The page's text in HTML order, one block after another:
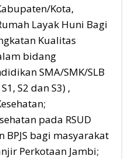
Kota,
Layak Huni Bagi
Kualitas
bidang
SMA/SMK/SLB
S2 dan S3) ,
pada RSUD
BPJS bagi masyarakat
Perkotaan Jambi;